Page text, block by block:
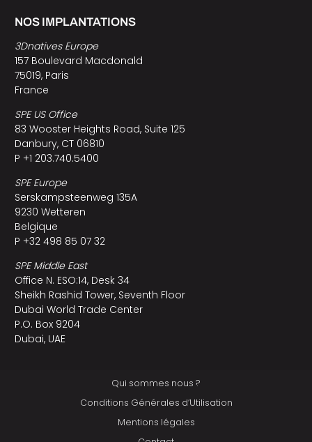
NOS IMPLANTATIONS
3Dnatives Europe
157 Boulevard Macdonald
75019, Paris
France
SPE US Office
83 Wooster Heights Road, Suite 125
Danbury, CT 06810
P +1 203.740.5400
SPE Europe
Serskampsteenweg 135A
9230 Wetteren
Belgique
P +32 498 85 07 32
SPE Middle East
Office N. ESO:14, Desk 34
Sheikh Rashid Tower, Seventh Floor
Dubai World Trade Center
P.O. Box 9204
Dubai, UAE
Qui sommes nous ?
Conditions Générales d’Utilisation
Mentions légales